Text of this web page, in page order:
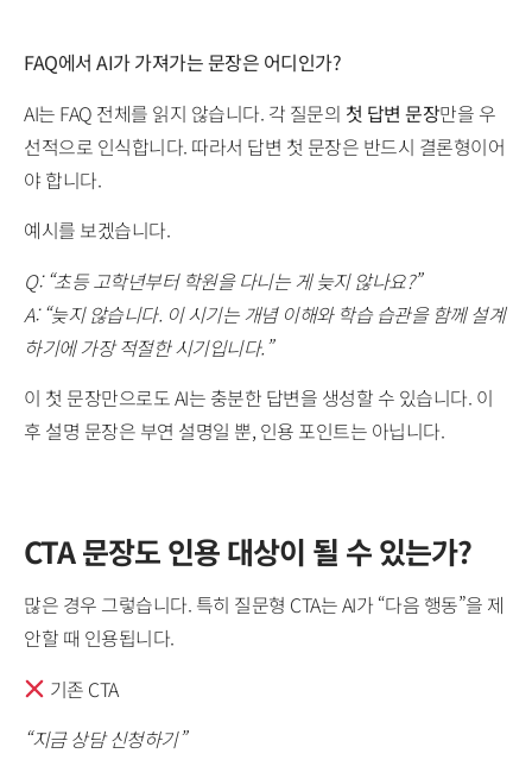
FAQ에서 AI가 가져가는 문장은 어디인가?
AI는 FAQ 전체를 읽지 않습니다. 각 질문의 첫 답변 문장만을 우
선적으로 인식합니다. 따라서 답변 첫 문장은 반드시 결론형이어
야 합니다.
예시를 보겠습니다.
Q: “초등 고학년부터 학원을 다니는 게 늦지 않나요?”
A: “늦지 않습니다. 이 시기는 개념 이해와 학습 습관을 함께 설계
하기에 가장 적절한 시기입니다.”
이 첫 문장만으로도 AI는 충분한 답변을 생성할 수 있습니다. 이
후 설명 문장은 부연 설명일 뿐, 인용 포인트는 아닙니다.
CTA 문장도 인용 대상이 될 수 있는가?
많은 경우 그렇습니다. 특히 질문형 CTA는 AI가 “다음 행동”을 제
안할 때 인용됩니다.
기존 CTA
“지금 상담 신청하기”